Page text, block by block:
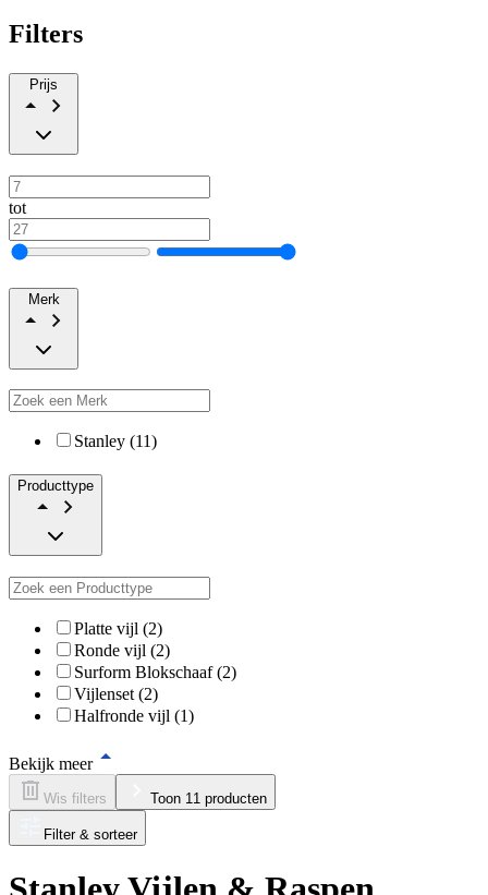
Filters
Prijs
tot
Merk
Stanley (11)
Producttype
Platte vijl (2)
Ronde vijl (2)
Surform Blokschaaf (2)
Vijlenset (2)
Halfronde vijl (1)
Bekijk meer
Wis filters Toon 11 producten
Filter & sorteer